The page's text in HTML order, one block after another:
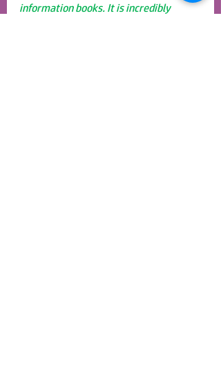
information books. It is incredibly